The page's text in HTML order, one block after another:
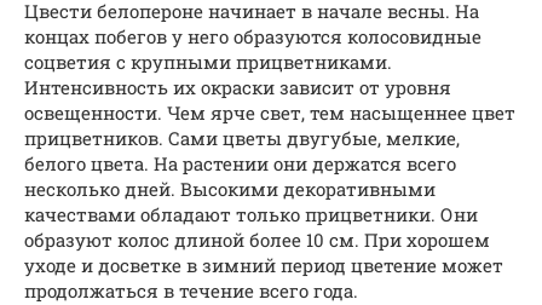
Цвести белопероне начинает в начале весны. На
концах побегов у него образуются колосовидные
соцветия с крупными прицветниками.
Интенсивность их окраски зависит от уровня
освещенности. Чем ярче свет, тем насыщеннее цвет
прицветников. Сами цветы двугубые, мелкие,
белого цвета. На растении они держатся всего
несколько дней. Высокими декоративными
качествами обладают только прицветники. Они
образуют колос длиной более 10 см. При хорошем
уходе и досветке в зимний период цветение может
продолжаться в течение всего года.